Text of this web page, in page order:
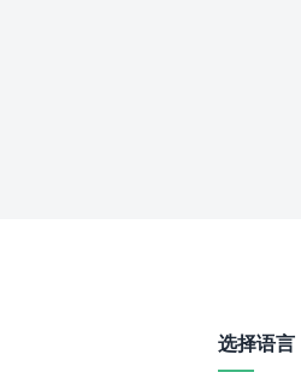
选择语言